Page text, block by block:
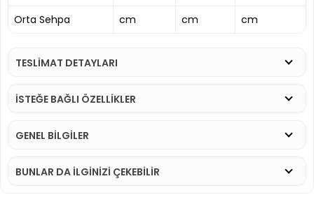
Orta Sehpa
cm cm cm
TESLİMAT DETAYLARI
İSTEĞE BAĞLI ÖZELLİKLER
GENEL BİLGİLER
BUNLAR DA İLGINIZI ÇEKEBILIR